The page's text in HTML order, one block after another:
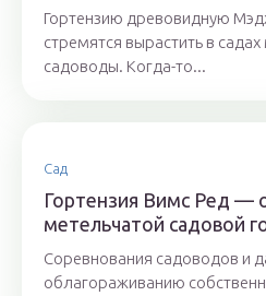
Гортензию древовидную
стремятся вырастить в
садоводы. Когда-то...
Сад
Гортензия Вимс Ред —
метельчатой садовой
Соревнования садоводов и
облагораживанию